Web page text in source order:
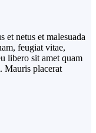
et netus et malesuada
feugiat vitae,
libero sit amet quam
Mauris placerat